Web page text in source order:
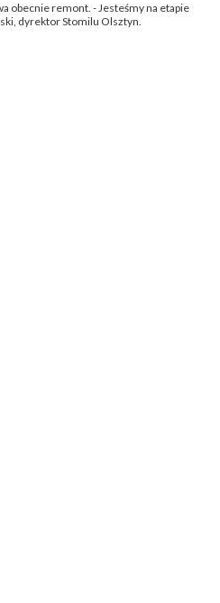
obecnie remont. - Jesteśmy na etapie
dyrektor Stomilu Olsztyn.